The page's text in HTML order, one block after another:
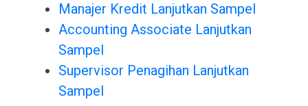
Manajer Kredit Lanjutkan Sampel
Accounting Associate Lanjutkan
Sampel
Supervisor Penagihan Lanjutkan
Sampel